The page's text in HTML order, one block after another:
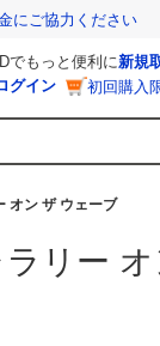
にご協力ください
IDでもっと便利に新規
グイン
初回購入
オン ザ ウェーブ
リー